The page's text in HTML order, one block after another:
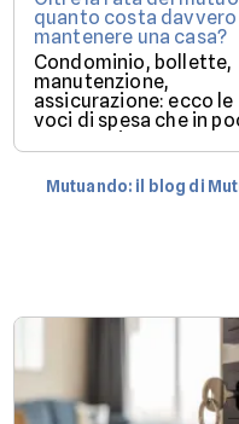
quanto costa davvero
mantenere una casa?
Condominio, bollette,
manutenzione,
assicurazione: ecco le
voci di spesa che in
mettono in conto
comprano casa.
Mutuando: il blog di